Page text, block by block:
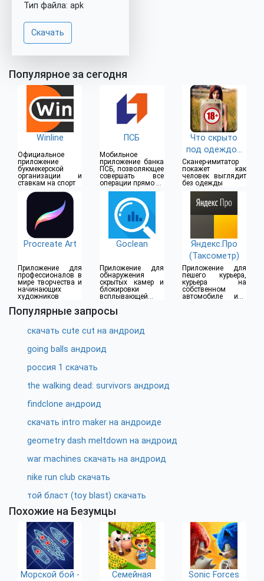
Тип файла: apk
Скачать
Популярное за сегодня
Winline
Официальное
приложение
букмекерской
организации и
ставкам на спорт
ПСБ
Мобильное
приложение банка
ПСБ, позволяющее
совершать все
операции прямо из
дома
Что скрыто
под одеждой
(18+)
Сканер-имитатор
покажет как
человек выглядит
без одежды
Procreate Art
Приложение для
профессионалов в
мире творчества и
начинающих
художников
Goclean
Приложение для
обнаружения
скрытых камер и
блокировки
всплывающей
Яндекс.Про
(Таксометр)
Приложение для
пешего курьера,
курьера на
собственном
автомобиле или
Популярные запросы
скачать cute cut на андроид
going balls андроид
россия 1 скачать
the walking dead: survivors андроид
findclone андроид
скачать intro maker на андроиде
geometry dash meltdown на андроид
war machines скачать на андроид
nike run club скачать
той бласт (toy blast) скачать
Похожие на Безумцы
Морской бой -
Семейная
Sonic Forces